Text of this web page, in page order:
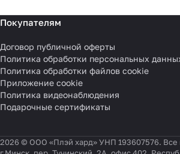
Покупателям
Договор публичной оферты
Политика обработки персональных
Политика обработки файлов cookie
Приложение cookie
Политика видеонаблюдения
Подарочные сертификаты
2026 © ООО «Плэй хард» УНП 193607576.